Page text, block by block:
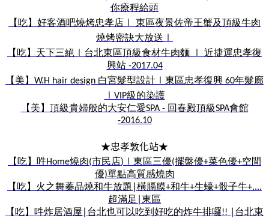
你療程給頭
【吃】好客酒吧燒烤忠孝店
東區夜景佐帝王蟹及頂級牛肉
燒烤密訣大放送
【吃】天下三絕 台北東區頂級食材牛肉麵
近捷運忠孝復
興站-2017.04
【美】 W.H hair design 白宮髮型設計 東區忠孝復興 60年髮廊
∣VIP級的染護
【美】頂級貴婦般的大安仁愛SPA - 回春殿頂級SPA會館
-2016.10
★忠孝敦化站★
【吃】吽Home燒肉(市民店)∣ 東區三優(擺盤優+菜色優+空間
優)單點高質感燒肉
【吃】火之舞蓁品燒和牛放題 橫膈膜+和牛+生蠔+骰子牛+....
超滿足 東區
【吃】吽炸居酒屋 台北也可以吃到好吃的炸牛排囉!!
台北東